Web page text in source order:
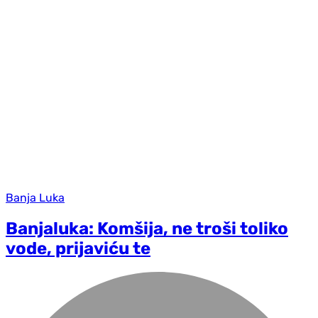
Banja Luka
Banjaluka: Komšija, ne troši toliko
vode, prijaviću te